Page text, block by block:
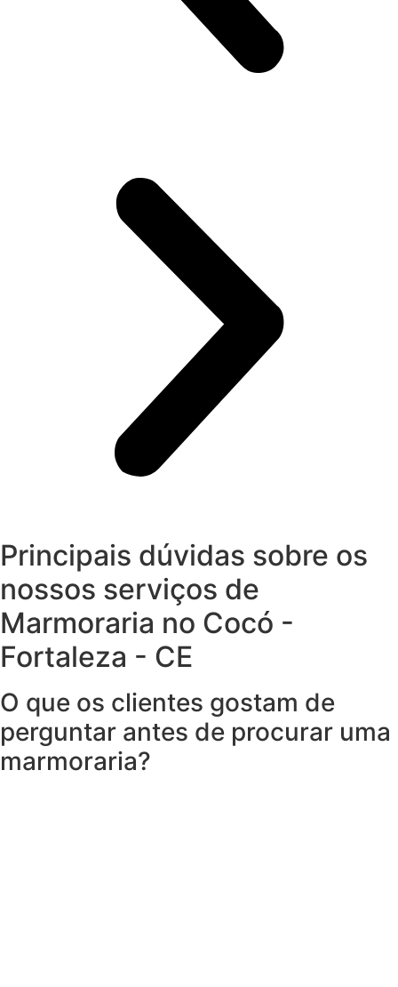
Principais dúvidas sobre os
nossos serviços de
Marmoraria no Cocó -
Fortaleza - CE
O que os clientes gostam de
perguntar antes de procurar uma
marmoraria?